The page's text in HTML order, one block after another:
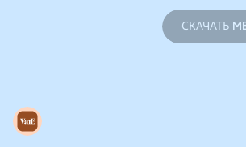
СКАЧАТЬ